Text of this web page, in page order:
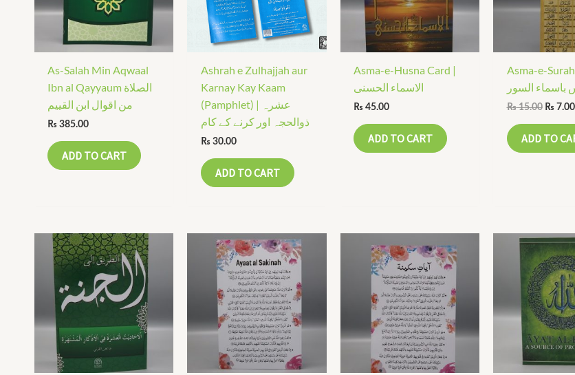
As-Salah Min Aqwaal
Ibn al Qayyaum الصلاة
من اقوال ابن القییم
₨ 385.00
ADD TO CART
Ashrah e Zulhajjah aur
Karnay Kay Kaam
(Pamphlet) | عشرہ
ذوالحجہ اور کرنے کے کام
₨ 30.00
ADD TO CART
Asma-e-Husna Card |
الاسماء الحسنی
₨ 45.00
ADD TO CART
Asma-e-
السور
₨15.00 ₨ 7.00
ADD TO